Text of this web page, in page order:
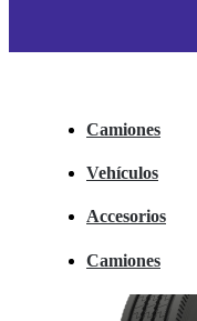
Camiones
Vehículos
Accesorios
Camiones